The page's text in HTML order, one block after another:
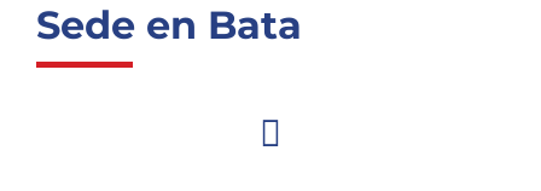
Sede en Bata